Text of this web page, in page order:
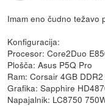
Imam eno čudno težavo
Konfiguracija:
Procesor: Core2Duo
Plošča: Asus P5Q Pro
Ram: Corsair 4GB
Grafika: Sapphire
Napajalnik: LC8750